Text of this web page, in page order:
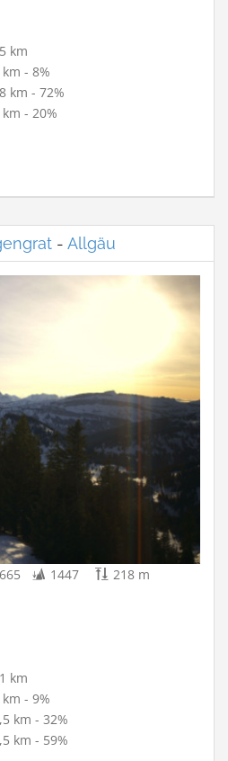
km
- 8%
km - 72%
km - 20%
- Allgäu
1447
218 m
km
km - 9%
km - 32%
km - 59%